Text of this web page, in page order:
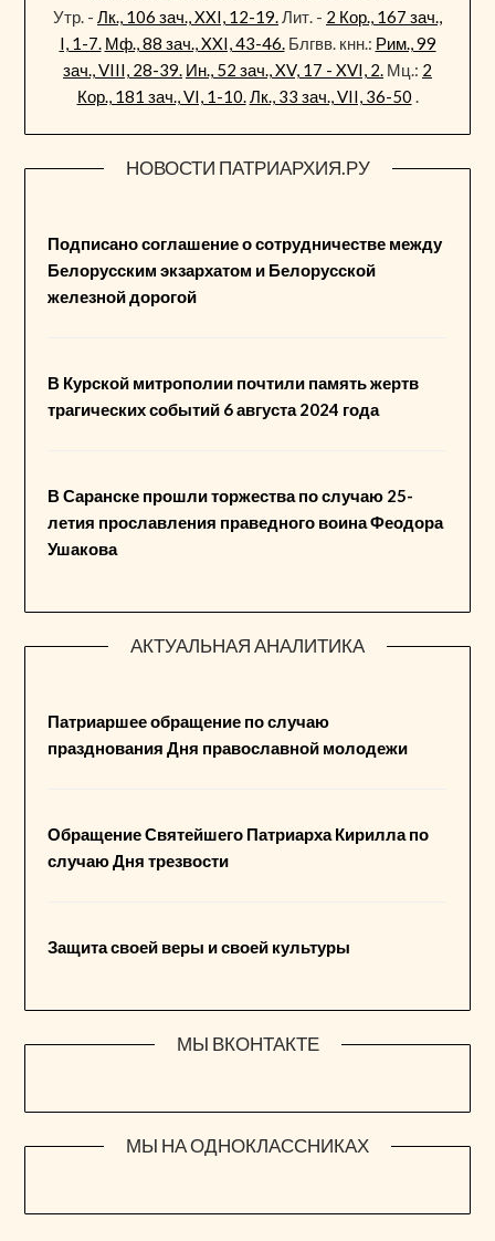
Утр. - Лк., 106 зач., XXI, 12-19.Лит. - 2 Кор., 167 зач.,
I, 1-7. Мф., 88 зач., XXI, 43-46.Блгвв. кнн.: Рим., 99
зач., VIII, 28-39. Ин., 52 зач., XV, 17 - XVI, 2. Мц.: 2
Кор., 181 зач., VI, 1-10.Лк., 33 зач., VII, 36-50 .
НОВОСТИ ПАТРИАРХИЯ.РУ
Подписано соглашение о сотрудничестве между
Белорусским экзархатом и Белорусской
железной дорогой
В Курской митрополии почтили память жертв
трагических событий 6 августа 2024 года
В Саранске прошли торжества по случаю 25-
летия прославления праведного воина Феодора
Ушакова
АКТУАЛЬНАЯ АНАЛИТИКА
Патриаршее обращение по случаю
празднования Дня православной молодежи
Обращение Святейшего Патриарха Кирилла по
случаю Дня трезвости
Защита своей веры и своей культуры
МЫ ВКОНТАКТЕ
МЫ НА ОДНОКЛАССНИКАХ